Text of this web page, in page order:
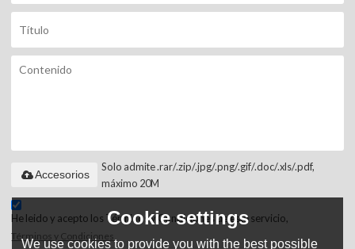
Solo admite .rar/.zip/.jpg/.png/.gif/.doc/.xls/.pdf,
máximo 20M
Accesorios
He leido y acepto los Términos y Condiciones de este servicio,
Términos y Condiciones
Cookie settings
We use cookies to provide you with the best possible